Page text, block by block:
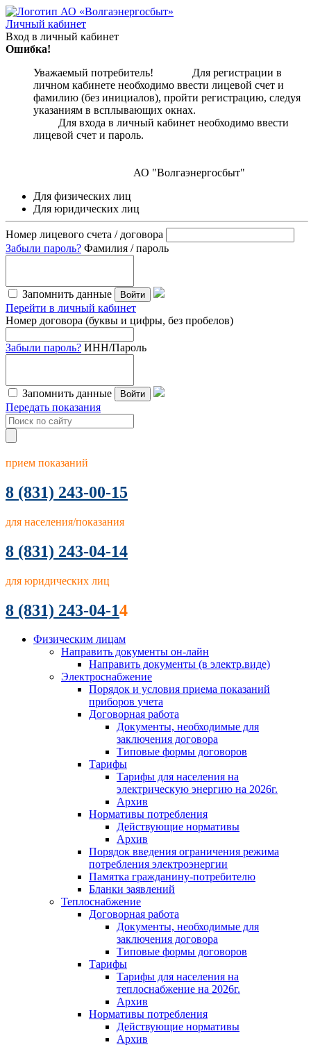
Личный кабинет
Вход в личный кабинет
Ошибка!
Уважаемый потребитель! Для регистрации в
личном кабинете необходимо ввести лицевой счет и
фамилию (без инициалов), пройти регистрацию, следуя
указаниям в всплывающих окнах.
Для входа в личный кабинет необходимо ввести
лицевой счет и пароль.
АО "Волгаэнергосбыт"
Для физических лиц
Для юридических лиц
Номер лицевого счета / договора
Забыли пароль? Фамилия / пароль
Запомнить данные Войти
Перейти в личный кабинет
Номер договора (буквы и цифры, без пробелов)
Забыли пароль? ИНН/Пароль
Запомнить данные Войти
Передать показания
прием показаний
8 (831) 243-00-15
для населения/показания
8 (831) 243-04-14
для юридических лиц
8 (831) 243-04-14
Физическим лицам
Направить документы он-лайн
Направить документы (в электр.виде)
Электроснабжение
Порядок и условия приема показаний
приборов учета
Договорная работа
Документы, необходимые для
заключения договора
Типовые формы договоров
Тарифы
Тарифы для населения на
электрическую энергию на 2026г.
Архив
Нормативы потребления
Действующие нормативы
Архив
Порядок введения ограничения режима
потребления электроэнергии
Памятка гражданину-потребителю
Бланки заявлений
Теплоснабжение
Договорная работа
Документы, необходимые для
заключения договора
Типовые формы договоров
Тарифы
Тарифы для населения на
теплоснабжение на 2026г.
Архив
Нормативы потребления
Действующие нормативы
Архив